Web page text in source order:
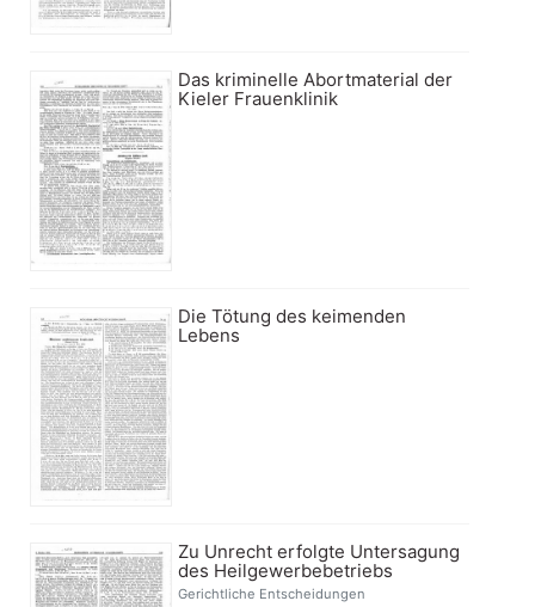
Das kriminelle Abortmaterial der
Kieler Frauenklinik
Die Tötung des keimenden
Lebens
Zu Unrecht erfolgte Untersagung
des Heilgewerbebetriebs
Gerichtliche Entscheidungen